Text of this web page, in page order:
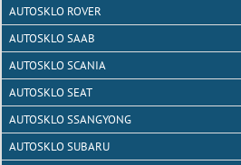
AUTOSKLO ROVER
AUTOSKLO SAAB
AUTOSKLO SCANIA
AUTOSKLO SEAT
AUTOSKLO SSANGYONG
AUTOSKLO SUBARU